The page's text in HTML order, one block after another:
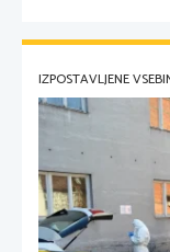
IZPOSTAVLJENE